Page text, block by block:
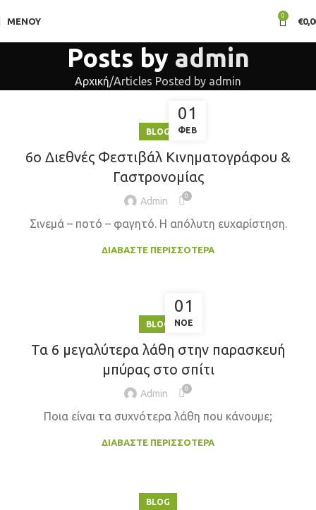
ΜΕΝΟΎ
0
€
Posts by admin
Αρχική Articles Posted by admin
01
ΦΕΒ
BLOG
6ο Διεθνές Φεστιβάλ Κινηματογράφου &
Γαστρονομίας
Admin 0
Σινεμά – ποτό – φαγητό. Η απόλυτη ευχαρίστηση.
ΔΙΑΒΆΣΤΕ ΠΕΡΙΣΣΌΤΕΡΑ
01
ΝΟΈ
BLOG
Τα 6 μεγαλύτερα λάθη στην παρασκευή
μπύρας στο σπίτι
Admin 0
Ποια είναι τα συχνότερα λάθη που κάνουμε;
ΔΙΑΒΆΣΤΕ ΠΕΡΙΣΣΌΤΕΡΑ
BLOG